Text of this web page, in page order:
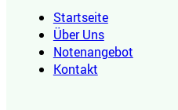
Startseite
Über Uns
Notenangebot
Kontakt